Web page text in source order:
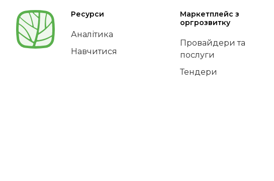
Ресурси
Аналітика
Навчитися
Маркетплейс з
оргрозвитку
Провайдери та
послуги
Тендери